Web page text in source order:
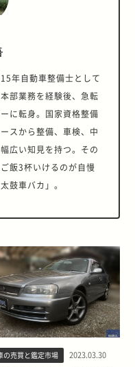
年自動車整備士として
部業務を経験後、急転
に転身。国家資格整備
スから整備、車検、中
広い知見を持つ。その
飯3杯いけるのが自慢
鼓車バカ」。
の売買と鑑定市場 2023.03.30